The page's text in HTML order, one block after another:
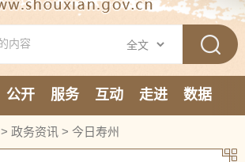
公开 服务 互动 走进
数据
新媒体
> 政务资讯 > 今日寿州